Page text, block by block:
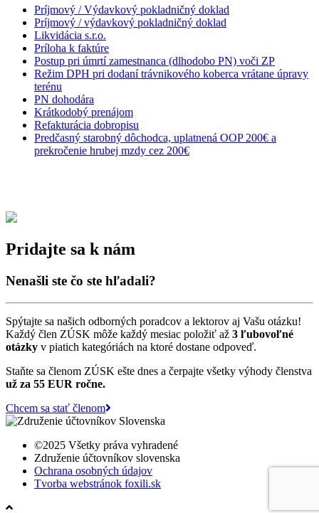
Príjmový / Výdavkový pokladničný doklad
Príjmový / výdavkový pokladničný doklad
Likvidácia s.r.o.
Príloha k faktúre
Postup pri úmrtí zamestnanca (dlhodobo PN) voči ZP
Režim DPH pri dodaní trávnikového koberca vrátane úpravy
terénu
PN dohodára
Krátkodobý prenájom
Refakturácia dobropisu
Predčasný starobný dôchodca, uplatnená OOP 200€ a
prekročenie hrubej mzdy cez 200€
Pridajte sa k nám
Nenašli ste čo ste hľadali?
Spýtajte sa našich odborných poradcov a lektorov aj Vašu otázku!
Každý člen ZÚSK môže každý mesiac položiť až 3 ľubovoľné
otázky v piatich kategóriách na ktoré dostane odpoveď.
Staňte sa členom ZÚSK ešte dnes a čerpajte všetky výhody členstva
už za 55 EUR ročne.
Chcem sa stať členom
©2025 Všetky práva vyhradené
Združenie účtovníkov slovenska
Ochrana osobných údajov
Tvorba webstránok foxili.sk